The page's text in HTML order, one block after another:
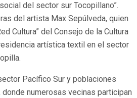
del sector sur Tocopillano”.
del artista Max Sepúlveda, quien
Cultura” del Consejo de la Cultura
artística textil en el sector
Pacífico Sur y poblaciones
donde numerosas vecinas participan